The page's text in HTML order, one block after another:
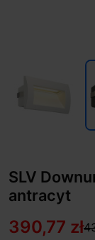
SLV
antracyt
390,77 zł